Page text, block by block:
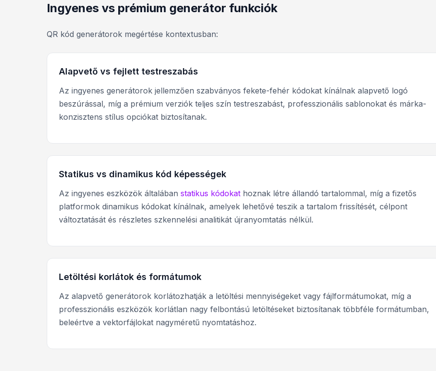
Ingyenes vs prémium generátor funkciók
QR kód generátorok megértése kontextusban:
Alapvető vs fejlett testreszabás
Az ingyenes generátorok jellemzően szabványos fekete-fehér kódokat kínálnak alapvető logó
beszúrással, míg a prémium verziók teljes szín testreszabást, professzionális sablonokat és márka-
konzisztens stílus opciókat biztosítanak.
Statikus vs dinamikus kód képességek
Az ingyenes eszközök általában statikus kódokat hoznak létre állandó tartalommal, míg a fizetős
platformok dinamikus kódokat kínálnak, amelyek lehetővé teszik a tartalom frissítését, célpont
változtatását és részletes szkennelési analitikát újranyomtatás nélkül.
Letöltési korlátok és formátumok
Az alapvető generátorok korlátozhatják a letöltési mennyiségeket vagy fájlformátumokat, míg a
professzionális eszközök korlátlan nagy felbontású letöltéseket biztosítanak többféle formátumban,
beleértve a vektorfájlokat nagyméretű nyomtatáshoz.